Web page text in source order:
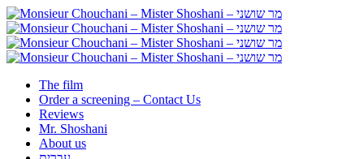
The film
Order a screening – Contact Us
Reviews
Mr. Shoshani
About us